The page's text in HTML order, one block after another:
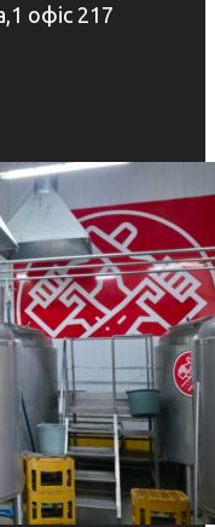
офіс 217